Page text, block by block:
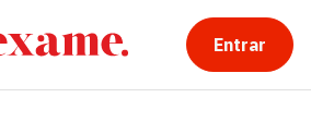
Entrar